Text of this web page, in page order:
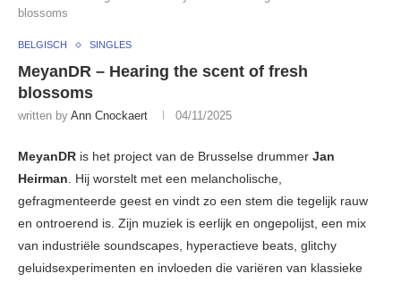
blossoms
BELGISCH SINGLES
MeyanDR – Hearing the scent of fresh
blossoms
written by Ann Cnockaert 04/11/2025
MeyanDR is het project van de Brusselse drummer Jan
Heirman. Hij worstelt met een melancholische,
gefragmenteerde geest en vindt zo een stem die tegelijk rauw
en ontroerend is. Zijn muziek is eerlijk en ongepolijst, een mix
van industriële soundscapes, hyperactieve beats, glitchy
geluidsexperimenten en invloeden die variëren van klassieke